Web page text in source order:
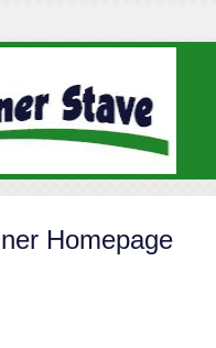
Homepage